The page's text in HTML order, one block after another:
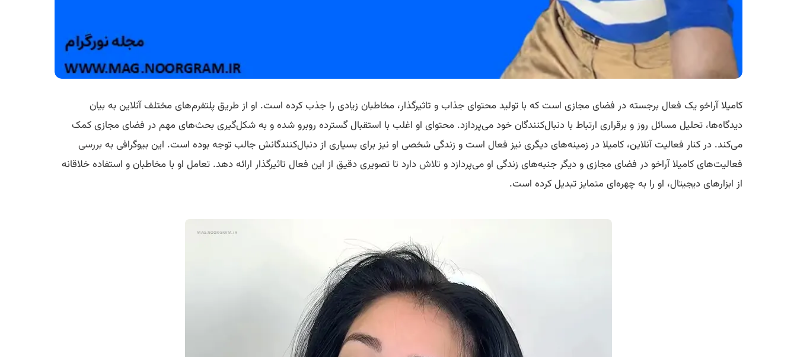
کامیلا آراخو یک فعال برجسته در فضای مجازی است که با تولید محتوای جذاب و تاثیرگذار، مخاطبان زیادی را جذب کرده است. او از طریق پلتفرم‌های مختلف آنلاین به بیان
دیدگاه‌ها، تحلیل مسائل روز و برقراری ارتباط با دنبال‌کنندگان خود می‌پردازد. محتوای او اغلب با استقبال گسترده روبرو شده و به شکل‌گیری بحث‌های مهم در فضای مجازی کمک
می‌کند. در کنار فعالیت آنلاین، کامیلا در زمینه‌های دیگری نیز فعال است و زندگی شخصی او نیز برای بسیاری از دنبال‌کنندگانش جالب توجه بوده است. این بیوگرافی به بررسی
فعالیت‌های کامیلا آراخو در فضای مجازی و دیگر جنبه‌های زندگی او می‌پردازد و تلاشدارد تا تصویری دقیق از این فعال تاثیرگذار ارائه دهد. تعامل او با مخاطبان و استفاده خلاقانه
از ابزارهای دیجیتال، او را به چهره‌ای متمایز تبدیل کرده است.